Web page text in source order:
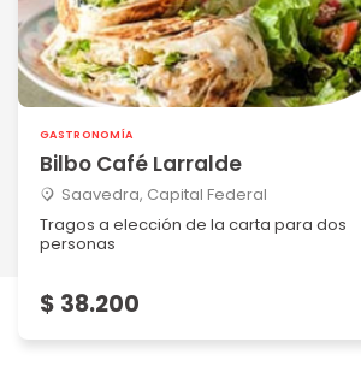
GASTRONOMÍA
Bilbo Café Larralde
Saavedra, Capital Federal
Tragos a elección de la carta para dos
personas
$ 38.200